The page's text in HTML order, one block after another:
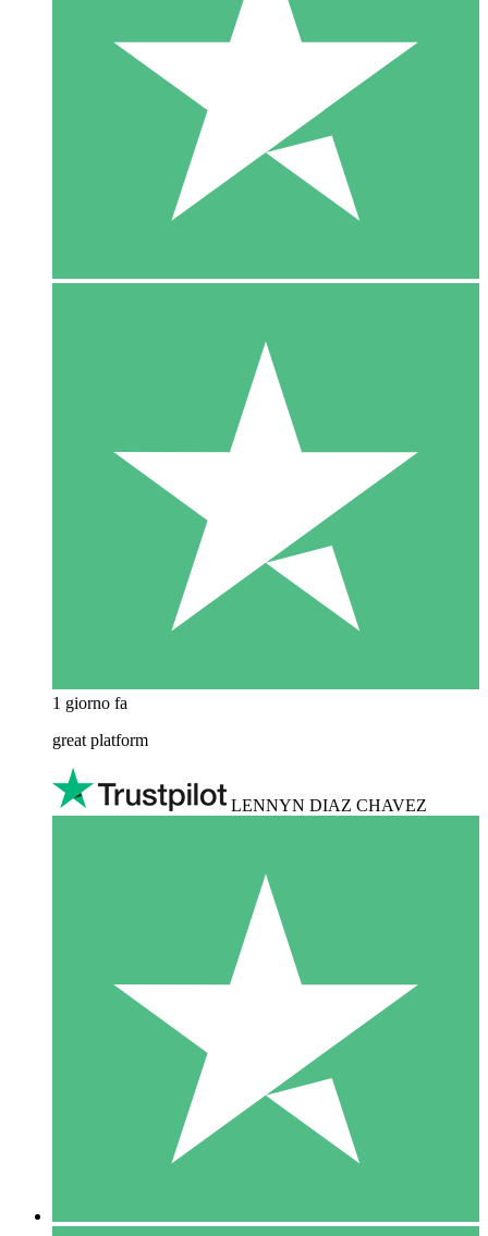
1 giorno fa
great platform
LENNYN DIAZ CHAVEZ